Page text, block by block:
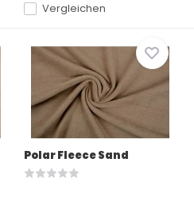
Vergleichen
Polar Fleece Sand